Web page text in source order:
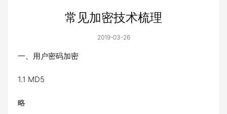
常见加密技术梳理
2019-03-26
一、用户密码加密
1.1 MD5
略